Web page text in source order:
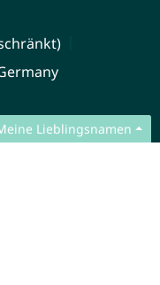
Lieblingsnamen